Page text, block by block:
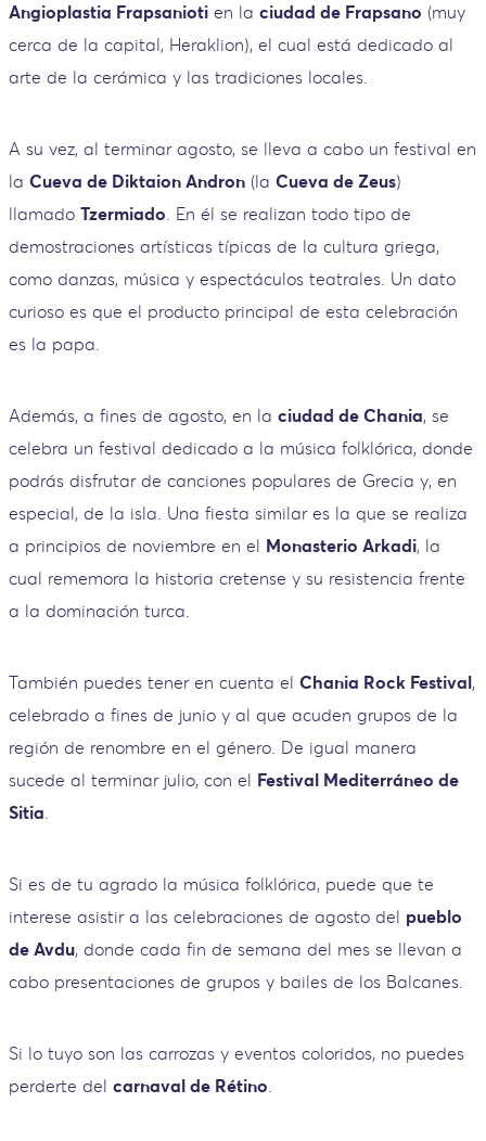
Angioplastia Frapsanioti en la ciudad de Frapsano (muy
cerca de la capital, Heraklion), el cual está dedicado al
arte de la cerámica y las tradiciones locales.
A su vez, al terminar agosto, se lleva a cabo un festival en
la Cueva de Diktaion Andron (la Cueva de Zeus)
llamado Tzermiado. En él se realizan todo tipo de
demostraciones artísticas típicas de la cultura griega,
como danzas, música y espectáculos teatrales. Un dato
curioso es que el producto principal de esta celebración
es la papa.
Además, a fines de agosto, en la ciudad de Chania, se
celebra un festival dedicado a la música folklórica, donde
podrás disfrutar de canciones populares de Grecia y, en
especial, de la isla. Una fiesta similar es la que se realiza
a principios de noviembre en el Monasterio Arkadi, la
cual rememora la historia cretense y su resistencia frente
a la dominación turca.
También puedes tener en cuenta el Chania Rock Festival,
celebrado a fines de junio y al que acuden grupos de la
región de renombre en el género. De igual manera
sucede al terminar julio, con el Festival Mediterráneo de
Sitia.
Si es de tu agrado la música folklórica, puede que te
interese asistir a las celebraciones de agosto del pueblo
de Avdu, donde cada fin de semana del mes se llevan a
cabo presentaciones de grupos y bailes de los Balcanes.
Si lo tuyo son las carrozas y eventos coloridos, no puedes
perderte del carnaval de Rétino.